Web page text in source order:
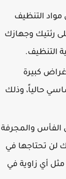
التنظيف
رئتيك وجهازك
كبيرة
حالياً، وذلك
والمجرفة
تحتاجها في
أي زاوية في